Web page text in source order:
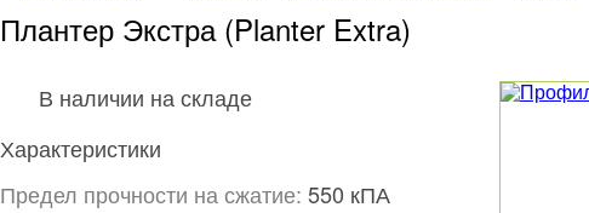
Плантер Экстра (Planter Extra)
В наличии на складе
Характеристики
Предел прочности на сжатие: 550 кПА